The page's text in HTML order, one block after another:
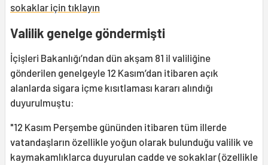
sokaklar için tıklayın
Valilik genelge göndermişti
İçişleri Bakanlığı’ndan dün akşam 81 il valiliğine
gönderilen genelgeyle 12 Kasım’dan itibaren açık
alanlarda sigara içme kısıtlaması kararı alındığı
duyurulmuştu:
"12 Kasım Perşembe gününden itibaren tüm illerde
vatandaşların özellikle yoğun olarak bulunduğu valilik ve
kaymakamlıklarca duyurulan cadde ve sokaklar (özellikle